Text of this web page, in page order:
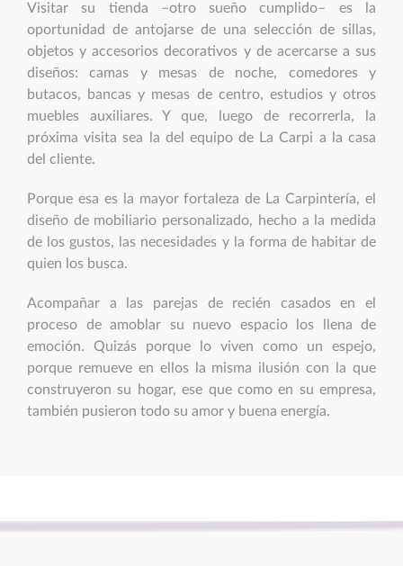
Visitar su tienda –otro sueño cumplido– es la
oportunidad de antojarse de una selección de sillas,
objetos y accesorios decorativos y de acercarse a sus
diseños: camas y mesas de noche, comedores y
butacos, bancas y mesas de centro, estudios y otros
muebles auxiliares. Y que, luego de recorrerla, la
próxima visita sea la del equipo de La Carpi a la casa
del cliente.
Porque esa es la mayor fortaleza de La Carpintería, el
diseño de mobiliario personalizado, hecho a la medida
de los gustos, las necesidades y la forma de habitar de
quien los busca.
Acompañar a las parejas de recién casados en el
proceso de amoblar su nuevo espacio los llena de
emoción. Quizás porque lo viven como un espejo,
porque remueve en ellos la misma ilusión con la que
construyeron su hogar, ese que como en su empresa,
también pusieron todo su amor y buena energía.